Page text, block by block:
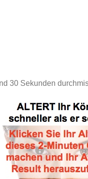
30 Sekunden